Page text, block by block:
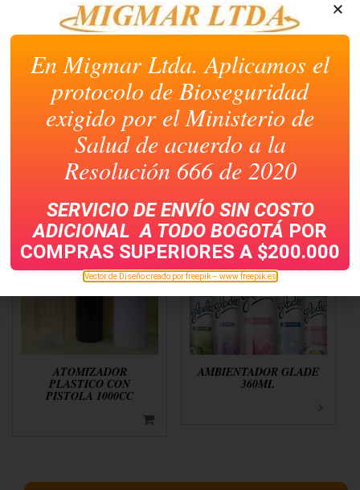
AMBIENTADOR GLADE
AUTOMATICO
REPUESTO 175 ML
AJAX LIQUIDO BICLORO
X 2000 CC
ATOMIZADOR
PLASTICO CON
PISTOLA 1000CC
AMBIENTADOR GLADE
360ML
En Migmar Ltda. Aplicamos el
protocolo de Bioseguridad
exigido por el Ministerio de
Salud de acuerdo a la
Resolución 666 de 2020
SERVICIO DE ENVÍO SIN COSTO
ADICIONAL A TODO BOGOTÁ POR
COMPRAS SUPERIORES A $200.000
Vector de Diseño creado por freepik – www.freepik.es